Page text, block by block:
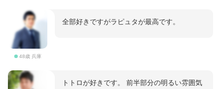
48歳 兵庫
全部好きですがラピュタが最高です。
トトロが好きです。 前半部分の明るい雰囲気